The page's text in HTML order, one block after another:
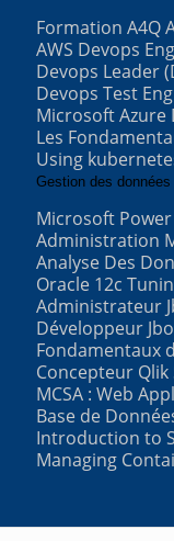
Formation A4Q
AWS Devops
Devops Leader
Devops Test
Microsoft Azure
Les
Using
Gestion des
Microsoft Power
Administration
Analyse Des
Oracle 12c
Administrateur
Développeur
Fondamentaux
Concepteur Qlik
MCSA : Web
Base de
Introduction to
Managing